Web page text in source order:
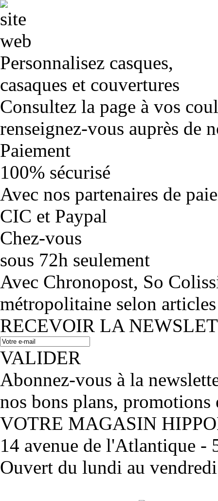
Personnalisez casques,
casaques et couvertures
Consultez la page à vos
renseignez-vous auprès de
Paiement
100% sécurisé
Avec nos partenaires de
CIC et Paypal
Chez-vous
sous 72h seulement
Avec Chronopost, So
métropolitaine selon
RECEVOIR LA
VALIDER
Abonnez-vous à la
nos bons plans, promotions
VOTRE MAGASIN
14 avenue de l'Atlantique -
Ouvert du lundi au